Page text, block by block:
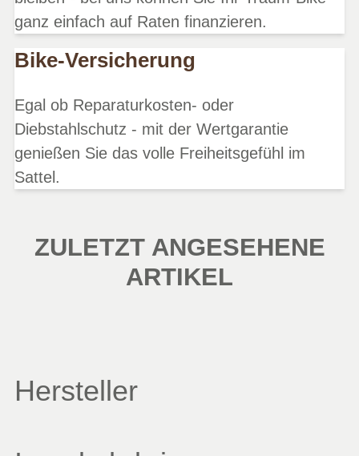
ganz einfach auf Raten finanzieren.
Bike-Versicherung
Egal ob Reparaturkosten- oder
Diebstahlschutz - mit der Wertgarantie
genießen Sie das volle Freiheitsgefühl im
Sattel.
ZULETZT ANGESEHENE
ARTIKEL
Hersteller